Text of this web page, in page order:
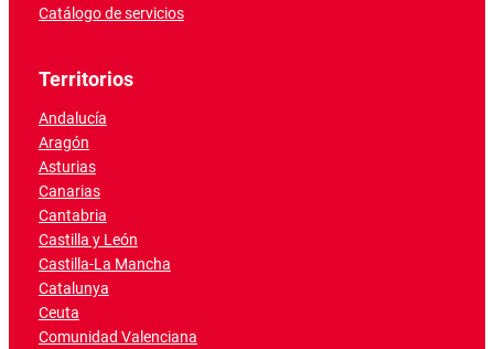
Catálogo de servicios
Territorios
Andalucía
Aragón
Asturias
Canarias
Cantabria
Castilla y León
Castilla-La Mancha
Catalunya
Ceuta
Comunidad Valenciana